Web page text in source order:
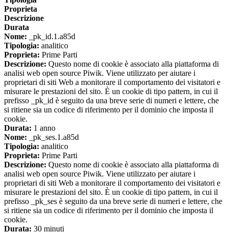
Proprieta
Descrizione
Durata
Nome: _pk_id.1.a85d
Tipologia: analitico
Proprieta: Prime Parti
Descrizione: Questo nome di cookie è associato alla piattaforma di
analisi web open source Piwik. Viene utilizzato per aiutare i
proprietari di siti Web a monitorare il comportamento dei visitatori e
misurare le prestazioni del sito. È un cookie di tipo pattern, in cui il
prefisso _pk_id è seguito da una breve serie di numeri e lettere, che
si ritiene sia un codice di riferimento per il dominio che imposta il
cookie.
Durata: 1 anno
Nome: _pk_ses.1.a85d
Tipologia: analitico
Proprieta: Prime Parti
Descrizione: Questo nome di cookie è associato alla piattaforma di
analisi web open source Piwik. Viene utilizzato per aiutare i
proprietari di siti Web a monitorare il comportamento dei visitatori e
misurare le prestazioni del sito. È un cookie di tipo pattern, in cui il
prefisso _pk_ses è seguito da una breve serie di numeri e lettere, che
si ritiene sia un codice di riferimento per il dominio che imposta il
cookie.
Durata: 30 minuti